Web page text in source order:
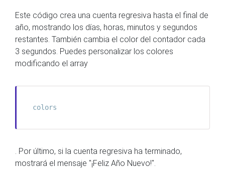
Este código crea una cuenta regresiva hasta el final de
año, mostrando los días, horas, minutos y segundos
restantes. También cambia el color del contador cada
3 segundos. Puedes personalizar los colores
modificando el array
colors
. Por último, si la cuenta regresiva ha terminado,
mostrará el mensaje "¡Feliz Año Nuevo!".